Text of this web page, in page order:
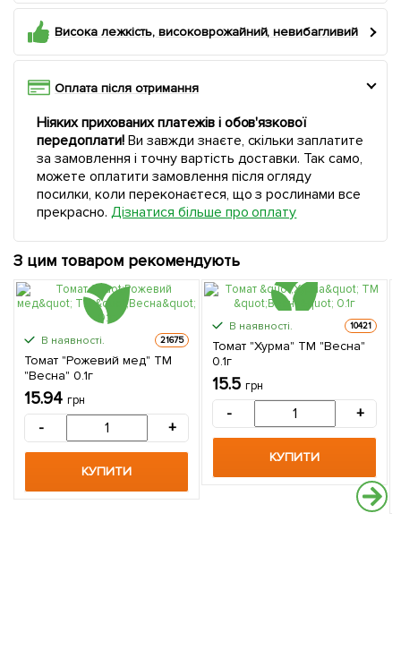
Висока лежкість, високоврожайний, невибагливий
Оплата після отримання
Ніяких прихованих платежів і обов'язкової
передоплати!Ви завжди знаєте, скільки заплатите
за замовлення і точну вартість доставки. Так само,
можете оплатити замовлення після огляду
посилки, коли переконаєтеся, що з рослинами все
прекрасно. Дізнатися більше про оплату
З цим товаром рекомендують
В наявності. 21675
Томат "Рожевий мед" ТМ
"Весна" 0.1г
15.94 грн
- +
КУПИТИ
В наявності. 10421
Томат "Хурма" ТМ "Весна"
0.1г
15.5 грн
- +
КУПИТИ